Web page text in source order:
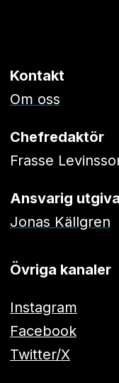
Kontakt
Om oss
Chefredaktör
Frasse
Ansvarig
Jonas Källgren
Övriga kanaler
Instagram
Facebook
Twitter/X